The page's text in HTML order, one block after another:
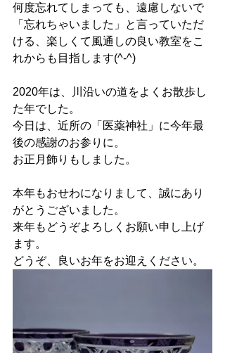
何度忘れてしまっても、遠慮しないで
「忘れちゃいました」と言っていただ
ける、楽しくて風通しの良い教室をこ
れからも目指します(^-^)
2020年は、川沿いの道をよくお散歩し
た年でした。
今日は、近所の「医薬神社」に今年最
後の感謝のお参りに。
お正月飾りもしました。
本年もおせわになりまして、誠にあり
がとうございました。
来年もどうぞよろしくお願い申し上げ
ます。
どうぞ、良いお年をお迎えください。